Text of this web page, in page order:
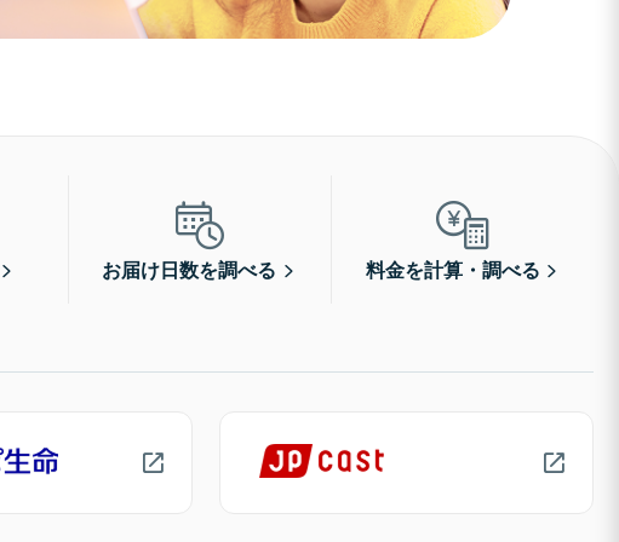
お届け日数を調べる 料金を計算・調べる